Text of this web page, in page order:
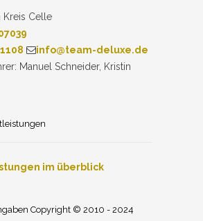
Kreis Celle
info@team-deluxe.de
Manuel Schneider, Kristin
im überblick
Copyright © 2010 - 2024